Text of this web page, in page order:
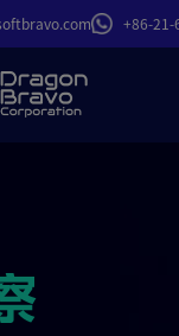
+86-21-